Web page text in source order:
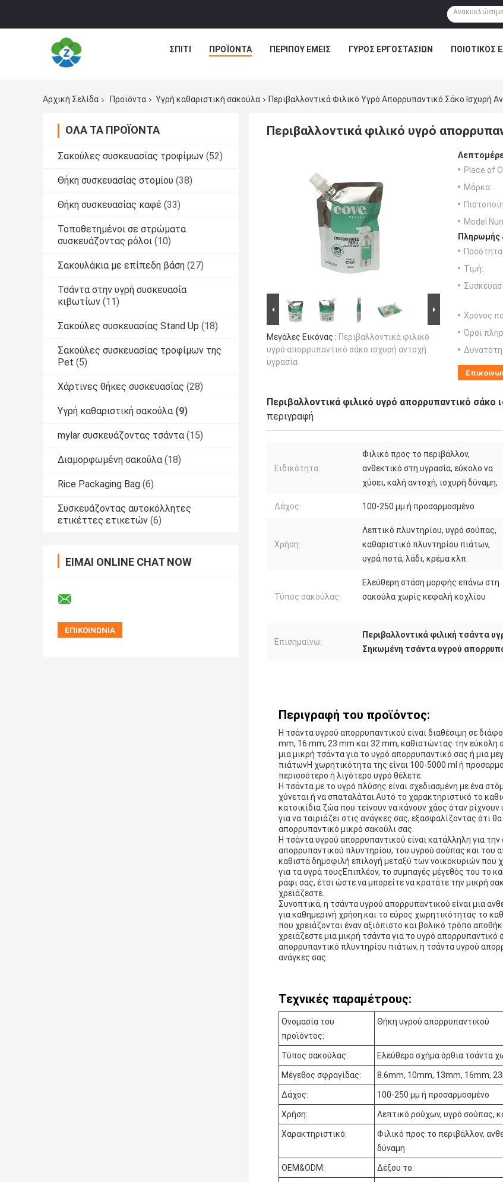
ΣΠΊΤΙ ΠΡΟΪΌΝΤΑ ΠΕΡΊΠΟΥ ΕΜΕΊΣ ΓΎΡΟΣ ΕΡΓΟΣΤΑΣΊΩΝ ΠΟΙΟΤΙΚΌΣ
Αρχική Σελίδα Προϊόντα Υγρή καθαριστική σακούλα Περιβαλλοντικά Φιλικό Υγρό Απορρυπαντικό Σάκο Ισχυρή
ΌΛΑ ΤΑ ΠΡΟΪΌΝΤΑ
Σακούλες συσκευασίας τροφίμων (52)
Θήκη συσκευασίας στομίου (38)
Θήκη συσκευασίας καφέ (33)
Τοποθετημένοι σε στρώματα
συσκευάζοντας ρόλοι (10)
Σακουλάκια με επίπεδη βάση (27)
Τσάντα στην υγρή συσκευασία
κιβωτίων (11)
Σακούλες συσκευασίας Stand Up (18)
Σακούλες συσκευασίας τροφίμων της
Pet (5)
Χάρτινες θήκες συσκευασίας (28)
Υγρή καθαριστική σακούλα (9)
mylar συσκευάζοντας τσάντα (15)
Διαμορφωμένη σακούλα (18)
Rice Packaging Bag (6)
Συσκευάζοντας αυτοκόλλητες
ετικέττες ετικετών (6)
ΕΊΜΑΙ ONLINE CHAT NOW
Περιβαλλοντικά φιλικό υγρό
Μεγάλες Εικόνας : Περιβαλλοντικά φιλικό
υγρό απορρυπαντικό σάκο ισχυρή αντοχή
υγρασία
Place of
Μάρκα:
Model
Πληρωμής
Τιμή:
Χρόνος
Όροι
Περιβαλλοντικά φιλικό υγρό απορρυπαντικό σάκο
περιγραφή
Ειδικότητα:
Φιλικό προς το περιβάλλον,
ανθεκτικό στη υγρασία, εύκολο να
χύσει, καλή αντοχή, ισχυρή δύναμη,
Δάχος: 100-250 μμ ή προσαρμοσμένο
Χρήση:
Λεπτικό πλυντηρίου, υγρό σούπας,
καθαριστικό πλυντηρίου πιάτων,
υγρά ποτά, λάδι, κρέμα κλπ.
Τύπος σακούλας:
Ελεύθερη στάση μορφής επάνω στη
σακούλα χωρίς κεφαλή κοχλίου
Επισημαίνω:
Περιβαλλοντικά φιλική τσάντα
Σηκωμένη τσάντα υγρού
Περιγραφή του προϊόντος:
Η τσάντα υγρού απορρυπαντικού είναι διαθέσιμη σε
mm, 16 mm, 23 mm και 32 mm, καθιστώντας την εύκολη
μια μικρή τσάντα για το υγρό απορρυπαντικό σας ή μια
πιάτωνΗ χωρητικότητα της είναι 100-5000 ml ή
περισσότερο ή λιγότερο υγρό θέλετε.
Η τσάντα με το υγρό πλύσης είναι σχεδιασμένη με ένα
χύνεται ή να σπαταλάται.Αυτό το χαρακτηριστικό το
κατοικίδια ζώα που τείνουν να κάνουν χάος όταν
για να ταιριάζει στις ανάγκες σας, εξασφαλίζοντας ότι
απορρυπαντικό μικρό σακούλι σας.
Η τσάντα υγρού απορρυπαντικού είναι κατάλληλη για
απορρυπαντικού πλυντηρίου, του υγρού σούπας και του
καθιστά δημοφιλή επιλογή μεταξύ των νοικοκυριών που
για τα υγρά τουςΕπιπλέον, το συμπαγές μέγεθός του το
ράφι σας, έτσι ώστε να μπορείτε να κρατάτε την μικρή
χρειάζεστε.
Συνοπτικά, η τσάντα υγρού απορρυπαντικού είναι μια
για καθημερινή χρήση.και το εύρος χωρητικότητας το
που χρειάζονται έναν αξιόπιστο και βολικό τρόπο
χρειάζεστε μια μικρή τσάντα για το υγρό απορρυπαντικό
απορρυπαντικό πλυντηρίου πιάτων, η τσάντα υγρού
ανάγκες σας.
Τεχνικές παραμέτρους:
Ονομασία του
προϊόντος:
Θήκη υγρού απορρυπαντικού
Τύπος σακούλας: Ελεύθερο σχήμα όρθια τσάντα
Μέγεθος σφραγίδας: 8.6mm, 10mm, 13mm, 16mm,
Δάχος: 100-250 μμ ή προσαρμοσμένο
Χρήση: Λεπτικό ρούχων, υγρό σούπας,
Χαρακτηριστικό:
Φιλικό προς το περιβάλλον,
δύναμη
OEM&ODM: Δέξου το.